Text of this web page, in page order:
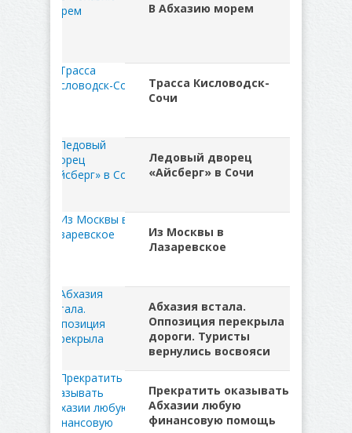
В Абхазию морем
Трасса Кисловодск-
Сочи
Ледовый дворец
«Айсберг» в Сочи
Из Москвы в
Лазаревское
Абхазия встала.
Оппозиция перекрыла
дороги. Туристы
вернулись восвояси
Прекратить оказывать
Абхазии любую
финансовую помощь